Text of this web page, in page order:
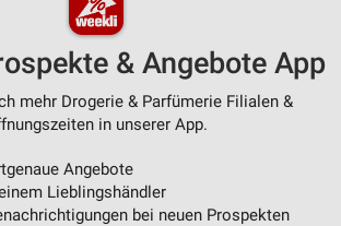
& Angebote App
mehr Drogerie & Parfümerie Filialen &
in unserer App.
Angebote
Lieblingshändler
bei neuen Prospekten